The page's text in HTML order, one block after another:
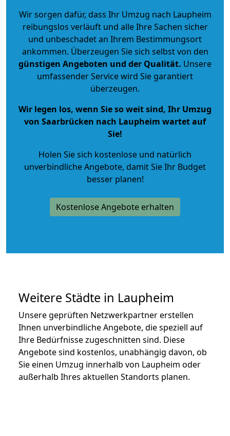
Wir sorgen dafür, dass Ihr Umzug nach Laupheim
reibungslos verläuft und alle Ihre Sachen sicher
und unbeschadet an Ihrem Bestimmungsort
ankommen. Überzeugen Sie sich selbst von den
günstigen Angeboten und der Qualität. Unsere
umfassender Service wird Sie garantiert
überzeugen.
Wir legen los, wenn Sie so weit sind, Ihr Umzug
von Saarbrücken nach Laupheim wartet auf
Sie!
Holen Sie sich kostenlose und natürlich
unverbindliche Angebote, damit Sie Ihr Budget
besser planen!
Kostenlose Angebote erhalten
Weitere Städte in Laupheim
Unsere geprüften Netzwerkpartner erstellen
Ihnen unverbindliche Angebote, die speziell auf
Ihre Bedürfnisse zugeschnitten sind. Diese
Angebote sind kostenlos, unabhängig davon, ob
Sie einen Umzug innerhalb von Laupheim oder
außerhalb Ihres aktuellen Standorts planen.